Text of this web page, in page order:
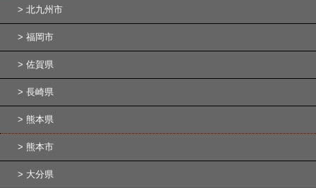
北九州市
福岡市
佐賀県
長崎県
熊本県
熊本市
大分県